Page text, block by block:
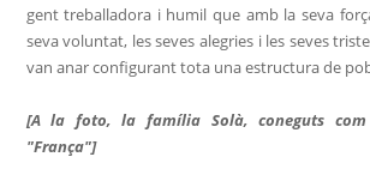
gent treballadora i humil que amb la seva
seva voluntat, les seves alegries i les seves
van anar configurant tota una estructura de
[A la foto, la família Solà, coneguts
"França"]